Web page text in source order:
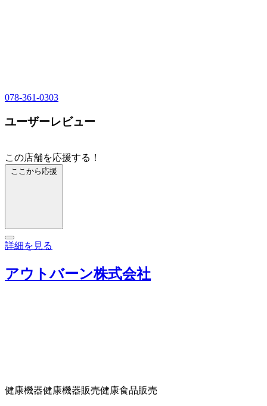
078-361-0303
ユーザーレビュー
この店舗を応援する！
ここから応援
詳細を見る
アウトバーン株式会社
健康機器健康機器販売健康食品販売